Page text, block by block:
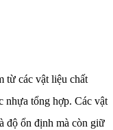
từ các vật liệu chất
nhựa tổng hợp. Các vật
độ ổn định mà còn giữ